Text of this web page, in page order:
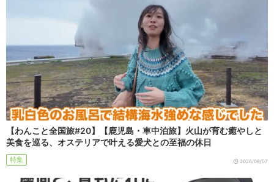
【わんこと全国旅#20】【鹿児島・車中泊旅】火山が育む癒やしと
美食を巡る、オステリアで叶える愛犬との至福の休日
特集 2026/08/07